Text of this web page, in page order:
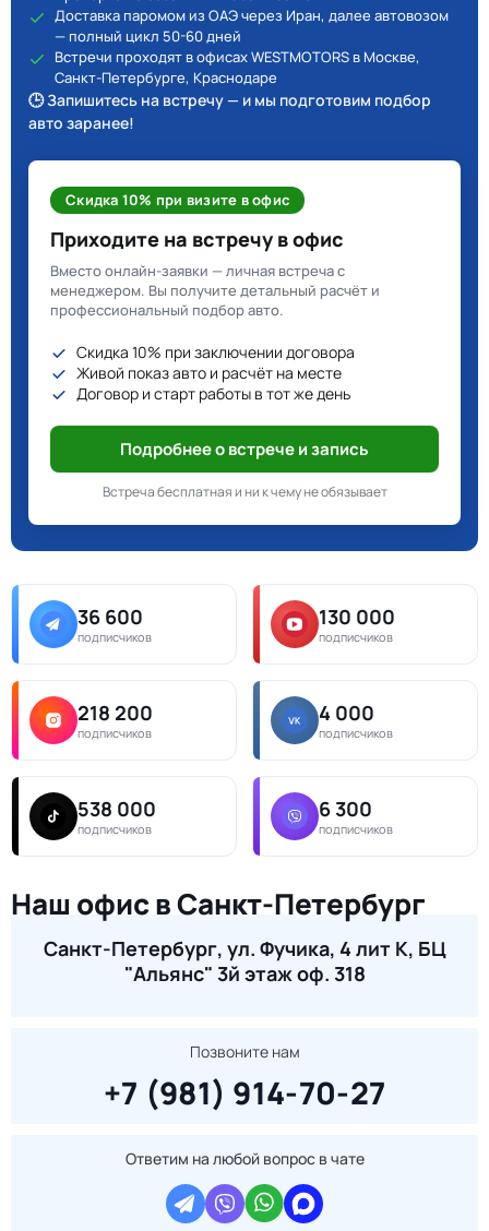
Доставка паромом из ОАЭ через Иран, далее автовозом
— полный цикл 50-60 дней
Встречи проходят в офисах WESTMOTORS в Москве,
Санкт-Петербурге, Краснодаре
🕒 Запишитесь на встречу — и мы подготовим подбор
авто заранее!
Скидка 10% при визите в офис
Приходите на встречу в офис
Вместо онлайн-заявки — личная встреча с
менеджером. Вы получите детальный расчёт и
профессиональный подбор авто.
Скидка 10% при заключении договора
Живой показ авто и расчёт на месте
Договор и старт работы в тот же день
Подробнее о встрече и запись
Встреча бесплатная и ни к чему не обязывает
36 600
подписчиков
130 000
подписчиков
218 200
подписчиков
4 000
подписчиков
538 000
подписчиков
6 300
подписчиков
Наш офис в Санкт-Петербург
Санкт-Петербург, ул. Фучика, 4 лит К, БЦ
"Альянс" 3й этаж оф. 318
Позвоните нам
+7 (981) 914-70-27
Ответим на любой вопрос в чате